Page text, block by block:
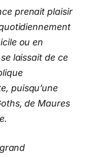
prenait plaisir
ou en
laissait de ce
puisqu’une
de Maures